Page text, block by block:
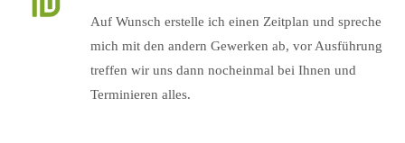
Auf Wunsch erstelle ich einen Zeitplan und spreche
mich mit den andern Gewerken ab, vor Ausführung
treffen wir uns dann nocheinmal bei Ihnen und
Terminieren alles.